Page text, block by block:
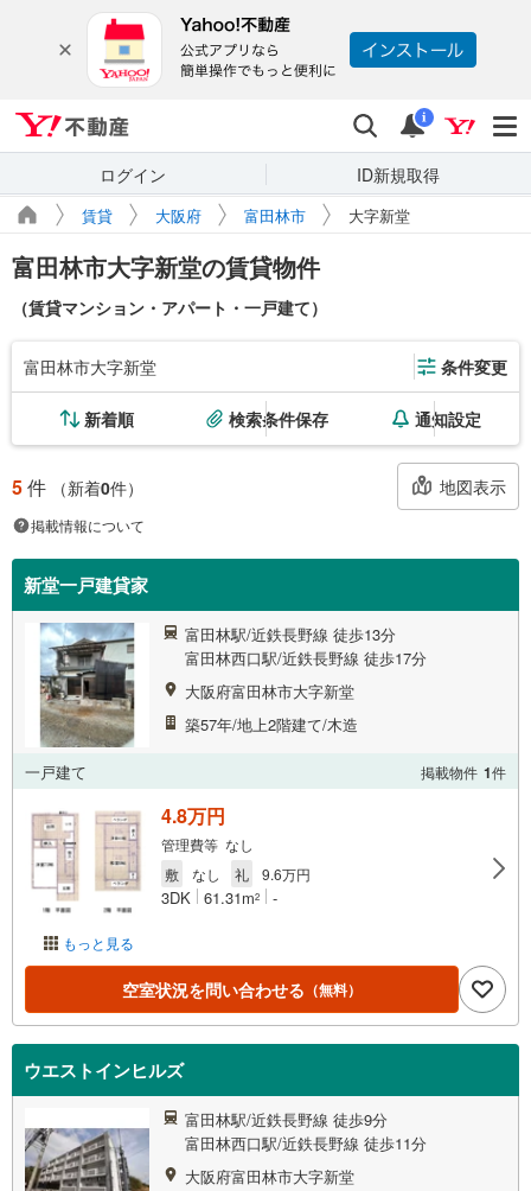
検索 通知
i
ログイン ID新規取得
賃貸 大阪府 富田林市 大字新堂
富田林市大字新堂の賃貸物件
（賃貸マンション・アパート・一戸建て）
富田林市大字新堂 条件変更
新着順 検索条件保存 通知設定
5件 （新着0件） 地図表示
掲載情報について
新堂一戸建貸家
富田林駅/近鉄長野線 徒歩13分
富田林西口駅/近鉄長野線 徒歩17分
大阪府富田林市大字新堂
築57年/地上2階建て/木造
一戸建て 掲載物件 1件
もっと見る
4.8万円
管理費等 なし
敷
なし 礼 9.6万円
3DK 61.31m2 -
空室状況を問い合わせる （無料）
ウエストインヒルズ
富田林駅/近鉄長野線 徒歩9分
富田林西口駅/近鉄長野線 徒歩11分
大阪府富田林市大字新堂